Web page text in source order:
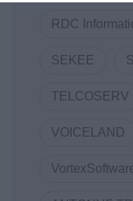
RDC
SEKEE
TELCOSERV
VOICELAND